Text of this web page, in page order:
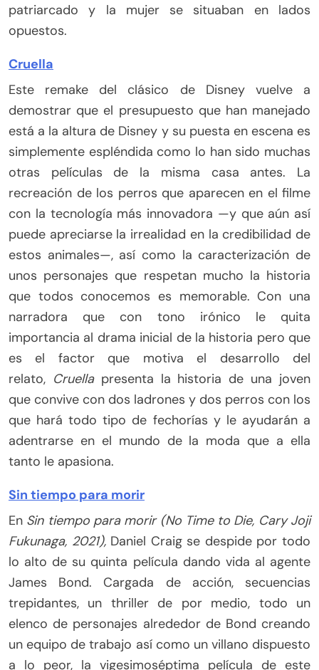
patriarcado y la mujer se situaban en lados
opuestos.
Cruella
Este remake del clásico de Disney vuelve a
demostrar que el presupuesto que han manejado
está a la altura de Disney y su puesta en escena es
simplemente espléndida como lo han sido muchas
otras películas de la misma casa antes. La
recreación de los perros que aparecen en el filme
con la tecnología más innovadora —y que aún así
puede apreciarse la irrealidad en la credibilidad de
estos animales—, así como la caracterización de
unos personajes que respetan mucho la historia
que todos conocemos es memorable. Con una
narradora que con tono irónico le quita
importancia al drama inicial de la historia pero que
es el factor que motiva el desarrollo del
relato, Cruellapresenta la historia de una joven
que convive con dos ladrones y dos perros con los
que hará todo tipo de fechorías y le ayudarán a
adentrarse en el mundo de la moda que a ella
tanto le apasiona.
Sin tiempo para morir
En Sin tiempo para morir (No Time to Die, Cary Joji
Fukunaga, 2021), Daniel Craig se despide por todo
lo alto de su quinta película dando vida al agente
James Bond. Cargada de acción, secuencias
trepidantes, un thriller de por medio, todo un
elenco de personajes alrededor de Bond creando
un equipo de trabajo así como un villano dispuesto
a lo peor, la vigesimoséptima película de este